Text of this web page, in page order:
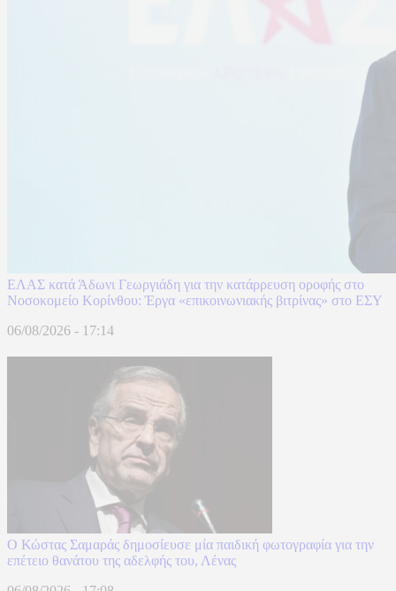
ΕΛΑΣ κατά Άδωνι Γεωργιάδη για την κατάρρευση οροφής στο
Νοσοκομείο Κορίνθου: Έργα «επικοινωνιακής βιτρίνας» στο ΕΣΥ
06/08/2026 - 17:14
Ο Κώστας Σαμαράς δημοσίευσε μία παιδική φωτογραφία για την
επέτειο θανάτου της αδελφής του, Λένας